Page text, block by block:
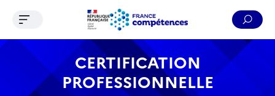
Contenu Recherche Menu Pied de page
Ouvrir le menu de navigation
CERTIFICATION
PROFESSIONNELLE